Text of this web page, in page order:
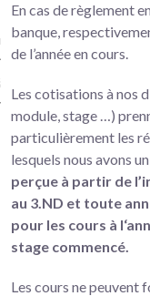
d’icônes – Versailles
deux voix
En cas de règlement
banque,
de l’année en cours.
Les cotisations à nos
module, stage …)
particulièrement les
lesquels nous avons
perçue à partir de
au 3.ND et toute
pour les cours à
stage commencé.
Les cours ne peuvent